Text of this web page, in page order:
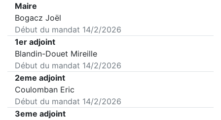
Maire
Bogacz Joël
Début du mandat 14/2/2026
1er adjoint
Blandin-Douet Mireille
Début du mandat 14/2/2026
2eme adjoint
Coulomban Eric
Début du mandat 14/2/2026
3eme adjoint